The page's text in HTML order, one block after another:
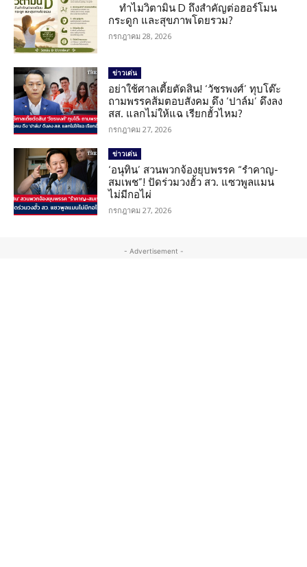
ทำไมวิตามิน D ถึงสำคัญต่อฮอร์โมน
กระดูก และสุขภาพโดยรวม?
กรกฎาคม 28, 2026
ข่าวเด่น
อย่าใช้ศาลเตี้ยตัดสิน! ‘วัชรพงศ์’ ทุบโต๊ะ
ถามพรรคส้มตอบสังคม ดึง ‘ปาล์ม’ ดึงลง
สส. แลกไม่ให้แฉ เรียกฮั้วไหม?
กรกฎาคม 27, 2026
ข่าวเด่น
‘อนุทิน’ สวนพวกจ้องยุบพรรค “รำคาญ-
สมเพช”! ปัดร่วมวงฮั้ว สว. แซวพูลแมน
ไม่มีกอไผ่
กรกฎาคม 27, 2026
- Advertisement -